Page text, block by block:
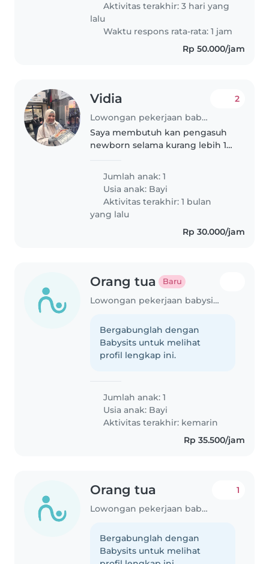
Aktivitas terakhir: 3 hari yang
lalu
Waktu respons rata-rata: 1 jam
Rp 50.000/jam
Vidia
Lowongan pekerjaan babysitting di DI Yogyakarta
2
Saya membutuh kan pengasuh
newborn selama kurang lebih 1
Atau bisa hari lain dengan
catatan haru konfirmasi terlebih
dahulu, job hanya mengurus
bayi..
Jumlah anak: 1
Usia anak: Bayi
Aktivitas terakhir: 1 bulan
yang lalu
Rp 30.000/jam
Orang tua Baru
Lowongan pekerjaan babysitting di DI Yogyakarta
Bergabunglah dengan
Babysits untuk melihat
profil lengkap ini.
Jumlah anak: 1
Usia anak: Bayi
Aktivitas terakhir: kemarin
Rp 35.500/jam
Orang tua
Lowongan pekerjaan babysitting di DI Yogyakarta
1
Bergabunglah dengan
Babysits untuk melihat